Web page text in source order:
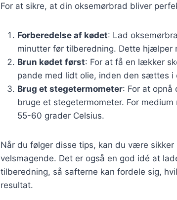
For at sikre, at din oksemørbrad bliver
Forberedelse af kødet: Lad
minutter før tilberedning. Dette
Brun kødet først: For at få en lækker
pande med lidt olie, inden den sættes i
Brug et stegetermometer: For at
bruge et stegetermometer. For
55-60 grader Celsius.
Når du følger disse tips, kan du være
velsmagende. Det er også en god idé at
tilberedning, så safterne kan fordele sig,
resultat.